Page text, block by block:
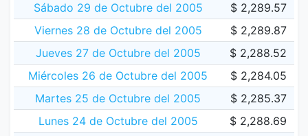
Sábado 29 de Octubre del 2005
$ 2,289.57
Viernes 28 de Octubre del 2005
$ 2,289.87
Jueves 27 de Octubre del 2005
$ 2,288.52
Miércoles 26 de Octubre del 2005
$ 2,284.05
Martes 25 de Octubre del 2005
$ 2,285.37
Lunes 24 de Octubre del 2005
$ 2,288.69